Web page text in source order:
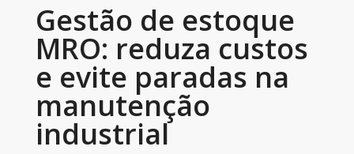
Gestão de estoque
MRO: reduza custos
e evite paradas na
manutenção
industrial